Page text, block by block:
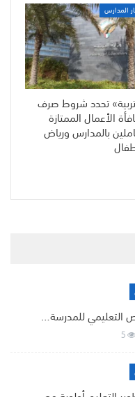
المدارس
تحدد شروط صرف
الأعمال الممتازة
بالمدارس ورياض
التعليمي للمدرسة…
5